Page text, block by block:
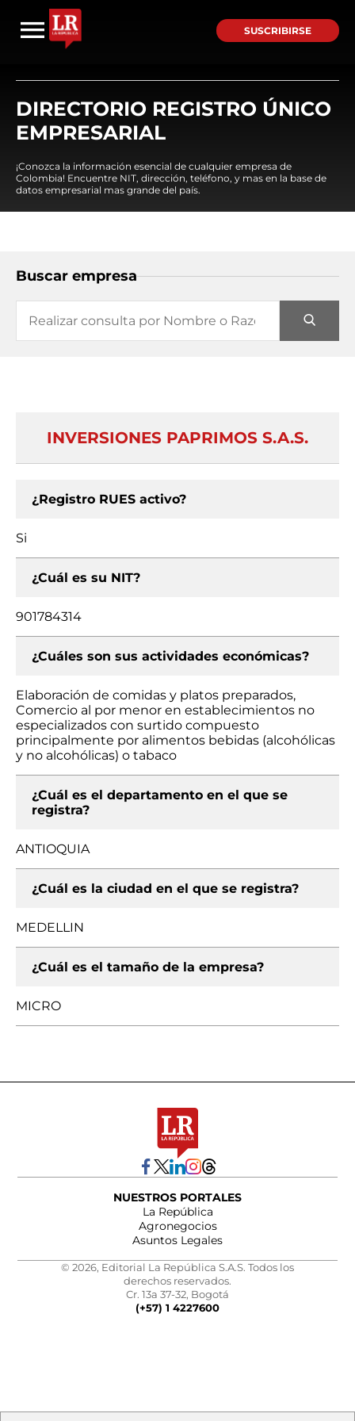
SUSCRIBIRSE
DIRECTORIO REGISTRO ÚNICO
EMPRESARIAL
¡Conozca la información esencial de cualquier empresa de
Colombia! Encuentre NIT, dirección, teléfono, y mas en la base de
datos empresarial mas grande del país.
Buscar empresa
INVERSIONES PAPRIMOS S.A.S.
¿Registro RUES activo?
Si
¿Cuál es su NIT?
901784314
¿Cuáles son sus actividades económicas?
Elaboración de comidas y platos preparados,
Comercio al por menor en establecimientos no
especializados con surtido compuesto
principalmente por alimentos bebidas (alcohólicas
y no alcohólicas) o tabaco
¿Cuál es el departamento en el que se
registra?
ANTIOQUIA
¿Cuál es la ciudad en el que se registra?
MEDELLIN
¿Cuál es el tamaño de la empresa?
MICRO
NUESTROS PORTALES
La República
Agronegocios
Asuntos Legales
© 2026, Editorial La República S.A.S. Todos los
derechos reservados.
Cr. 13a 37-32, Bogotá
(+57) 1 4227600